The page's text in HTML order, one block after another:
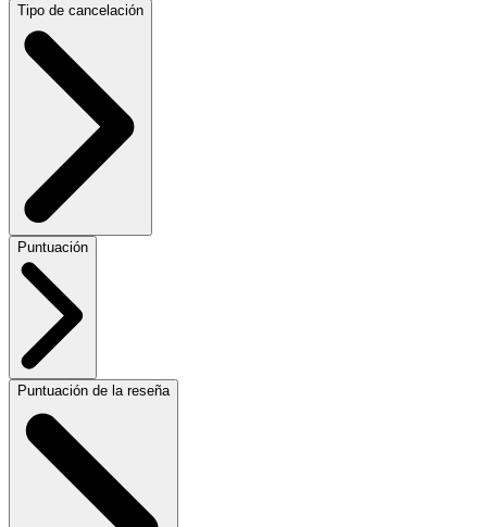
Tipo de cancelación
Puntuación
Puntuación de la reseña